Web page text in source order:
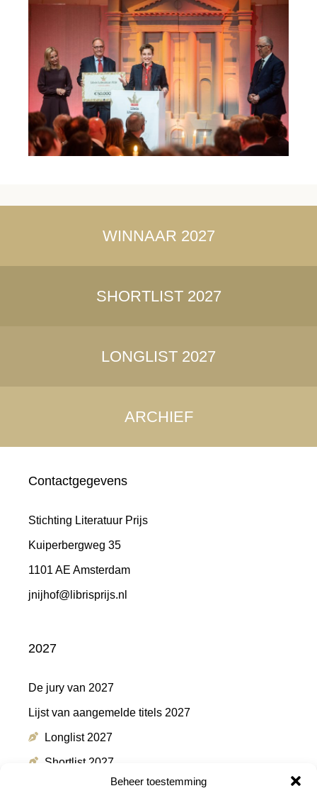
Beheer toestemming
WINNAAR 2027
SHORTLIST 2027
LONGLIST 2027
ARCHIEF
Contactgegevens
Stichting Literatuur Prijs
Kuiperbergweg 35
1101 AE Amsterdam
jnijhof@librisprijs.nl
2027
De jury van 2027
Lijst van aangemelde titels 2027
Longlist 2027
Shortlist 2027
Winnaar 2027